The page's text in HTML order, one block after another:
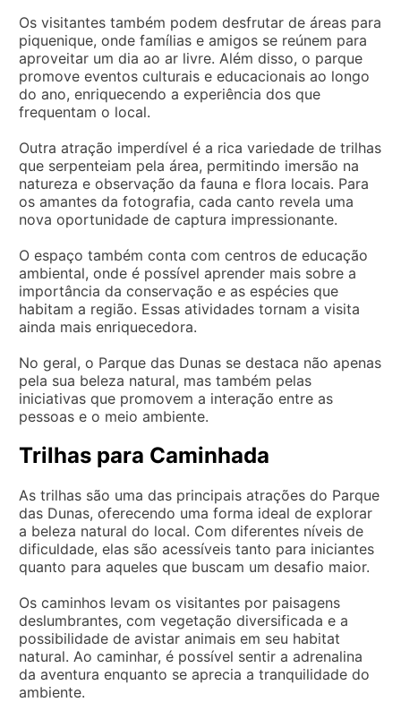
Os visitantes também podem desfrutar de áreas para
piquenique, onde famílias e amigos se reúnem para
aproveitar um dia ao ar livre. Além disso, o parque
promove eventos culturais e educacionais ao longo
do ano, enriquecendo a experiência dos que
frequentam o local.
Outra atração imperdível é a rica variedade de trilhas
que serpenteiam pela área, permitindo imersão na
natureza e observação da fauna e flora locais. Para
os amantes da fotografia, cada canto revela uma
nova oportunidade de captura impressionante.
O espaço também conta com centros de educação
ambiental, onde é possível aprender mais sobre a
importância da conservação e as espécies que
habitam a região. Essas atividades tornam a visita
ainda mais enriquecedora.
No geral, o Parque das Dunas se destaca não apenas
pela sua beleza natural, mas também pelas
iniciativas que promovem a interação entre as
pessoas e o meio ambiente.
Trilhas para Caminhada
As trilhas são uma das principais atrações do Parque
das Dunas, oferecendo uma forma ideal de explorar
a beleza natural do local. Com diferentes níveis de
dificuldade, elas são acessíveis tanto para iniciantes
quanto para aqueles que buscam um desafio maior.
Os caminhos levam os visitantes por paisagens
deslumbrantes, com vegetação diversificada e a
possibilidade de avistar animais em seu habitat
natural. Ao caminhar, é possível sentir a adrenalina
da aventura enquanto se aprecia a tranquilidade do
ambiente.